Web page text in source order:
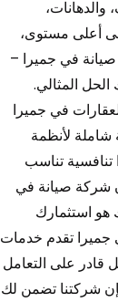
والدهانات،
أعلى مستوى،
في أسرع وقت ممكن. 2. أفضل شركة صيانة في جميرا –
المثالي.
في جميرا
لأنظمة
تنافسية تناسب
شركة صيانة في
هو استثمارك
جميرا تقدم خدمات
قادر على التعامل
شركتنا تضمن لك